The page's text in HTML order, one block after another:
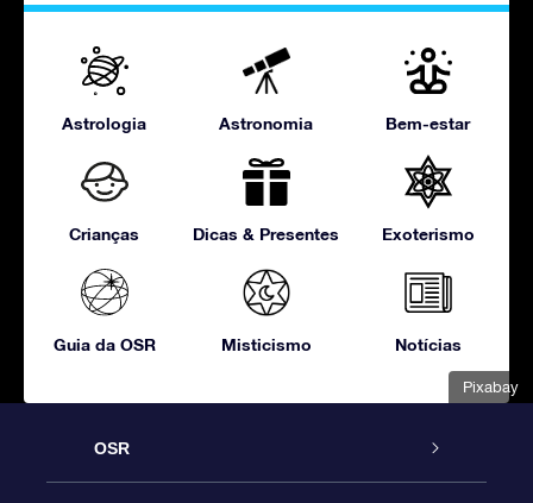
Pixabay
Astrologia Astronomia Bem-estar
Crianças Dicas & Presentes Exoterismo
Guia da OSR Misticismo Notícias
OSR